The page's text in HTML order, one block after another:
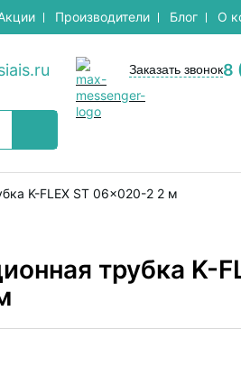
Производители Блог О
8
Заказать звонок
K-FLEX ST 06x020-2 2 м
трубка K-